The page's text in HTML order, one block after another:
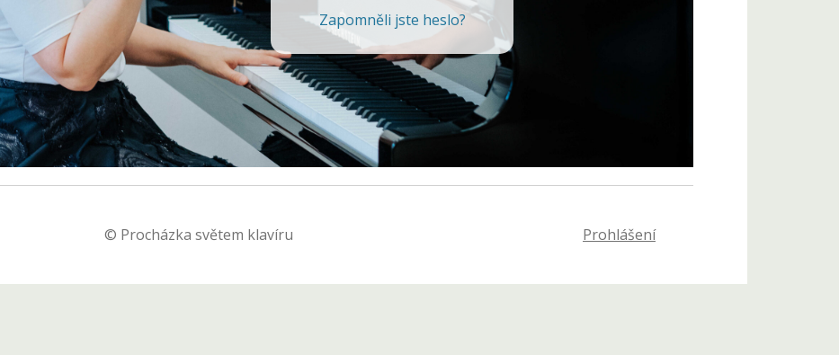
Zapomněli jste heslo?
© Procházka světem klavíru Prohlášení